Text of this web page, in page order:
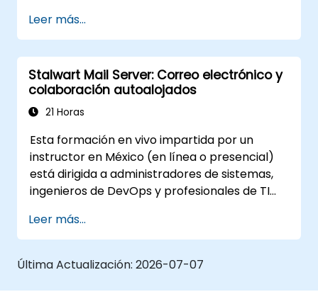
Leer más...
Stalwart Mail Server: Correo electrónico y
colaboración autoalojados
21 Horas
Esta formación en vivo impartida por un
instructor en México (en línea o presencial)
está dirigida a administradores de sistemas,
ingenieros de DevOps y profesionales de TI
gestionar un servidor de correo Stalwart para
el uso de correo electrónico y colaboración
autoalojados.
Leer más...
Última Actualización: 2026-07-07